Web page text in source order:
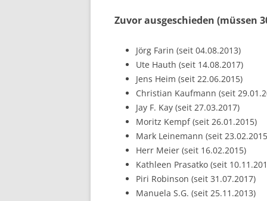
Zuvor ausgeschieden (müssen
Jörg Farin (seit 04.08.2013)
Ute Hauth (seit 14.08.2017)
Jens Heim (seit 22.06.2015)
Christian Kaufmann (seit
Jay F. Kay (seit 27.03.2017)
Moritz Kempf (seit 26.01.2015)
Mark Leinemann (seit
Herr Meier (seit 16.02.2015)
Kathleen Prasatko (seit
Piri Robinson (seit 31.07.2017)
Manuela S.G. (seit 25.11.2013)